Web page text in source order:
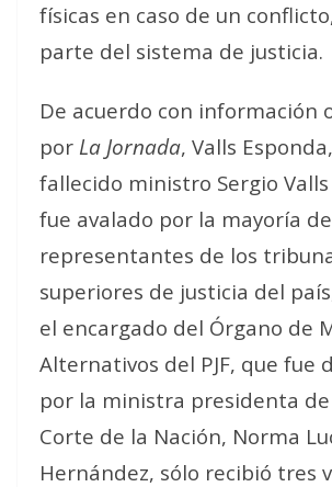
físicas en caso de un
parte del sistema de justicia.
De acuerdo con información
por La Jornada, Valls
fallecido ministro Sergio
fue avalado por la mayoría
representantes de los
superiores de justicia del
el encargado del Órgano de
Alternativos del PJF, que fue
por la ministra presidenta de
Corte de la Nación, Norma
Hernández, sólo recibió tres